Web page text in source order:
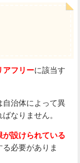
アフリーに該当す
自治体によって異
なりません。
設けられている
必要がありま